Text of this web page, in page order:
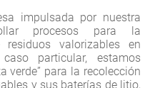
impulsada por nuestra
procesos para la
residuos valorizables en
particular, estamos
verde” para la recolección
y sus baterías de litio,